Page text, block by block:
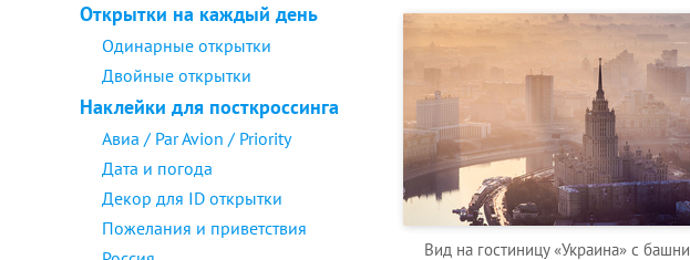
Открытки на каждый день
Одинарные открытки
Двойные открытки
Наклейки для посткроссинга
Авиа / Par Avion / Priority
Дата и погода
Декор для ID открытки
Пожелания и приветствия
Вид на гостиницу «Украина» с башни